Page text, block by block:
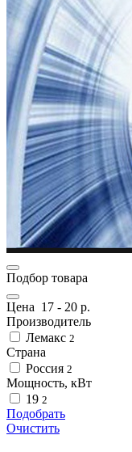
Подбор товара
Цена 17 - 20 р.
Производитель
Лемакс 2
Страна
Россия 2
Мощность, кВт
19 2
Подобрать
Очистить